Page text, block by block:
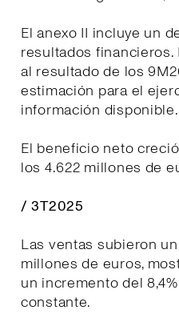
El anexo II incluye un
resultados
al resultado de los
estimación para el
información disponible.
El beneficio neto
los 4.622 millones de
/ 3T2025
Las ventas subieron
millones de euros,
un incremento del
constante.